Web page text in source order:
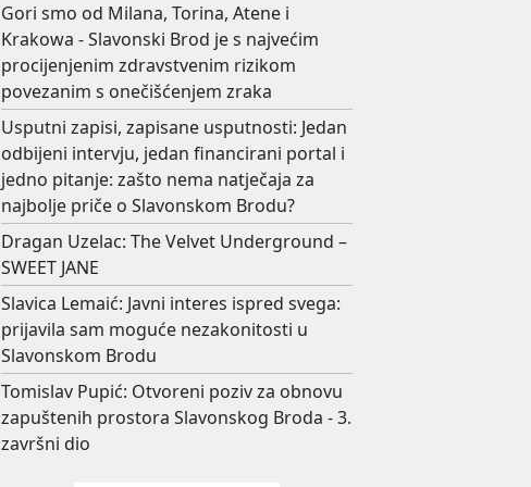
Gori smo od Milana, Torina, Atene i
Krakowa - Slavonski Brod je s najvećim
procijenjenim zdravstvenim rizikom
povezanim s onečišćenjem zraka
Usputni zapisi, zapisane usputnosti: Jedan
odbijeni intervju, jedan financirani portal i
jedno pitanje: zašto nema natječaja za
najbolje priče o Slavonskom Brodu?
Dragan Uzelac: The Velvet Underground –
SWEET JANE
Slavica Lemaić: Javni interes ispred svega:
prijavila sam moguće nezakonitosti u
Slavonskom Brodu
Tomislav Pupić: Otvoreni poziv za obnovu
zapuštenih prostora Slavonskog Broda - 3.
završni dio